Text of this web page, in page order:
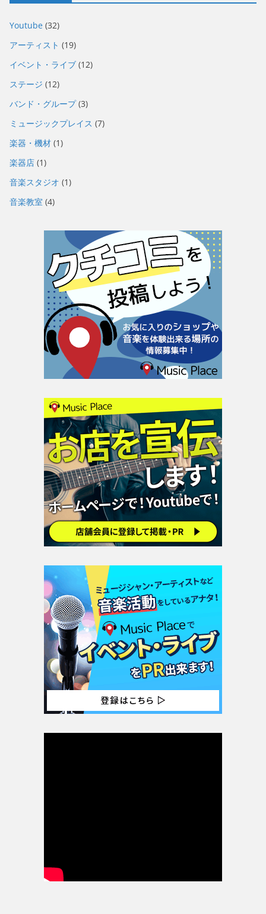
Youtube (32)
アーティスト (19)
イベント・ライブ (12)
ステージ (12)
バンド・グループ(3)
ミュージックプレイス (7)
楽器・機材 (1)
楽器店 (1)
音楽スタジオ (1)
音楽教室 (4)